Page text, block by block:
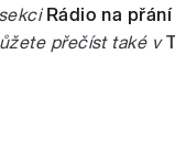
Rádio na přání
přečíst také v